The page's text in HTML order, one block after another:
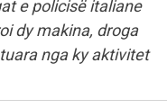
e policisë italiane
dy makina, droga
nga ky aktivitet